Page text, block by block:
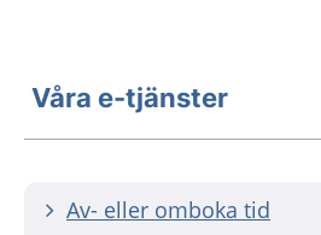
Våra e-tjänster
Av- eller omboka tid